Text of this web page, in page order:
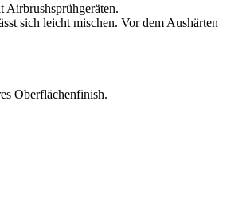
sich leicht mischen. Vor dem Aushärten
Oberflächenfinish.